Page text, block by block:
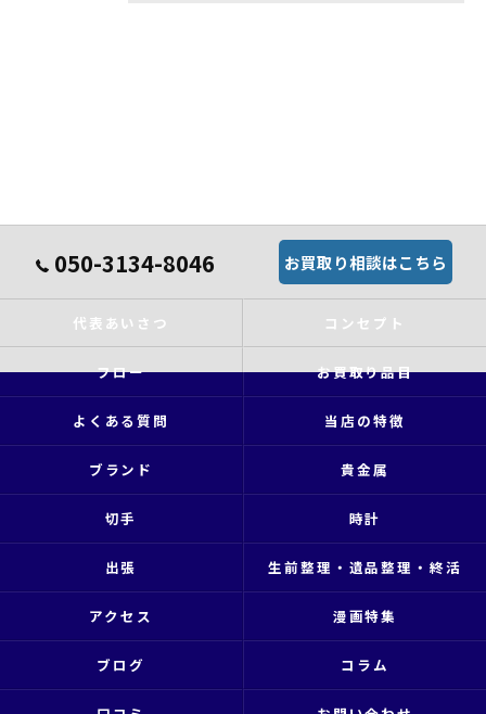
050-3134-8046 お買取り相談はこちら
代表あいさつ コンセプト
フロー お買取り品目
よくある質問 当店の特徴
ブランド 貴金属
切手 時計
出張 生前整理・遺品整理・終活
アクセス 漫画特集
ブログ コラム